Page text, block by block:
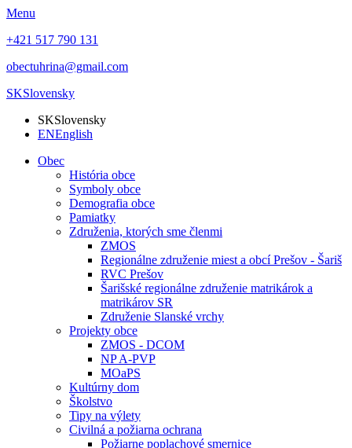
Menu
+421 517 790 131
obectuhrina@gmail.com
SKSlovensky
SKSlovensky
ENEnglish
Obec
História obce
Symboly obce
Demografia obce
Pamiatky
Združenia, ktorých sme členmi
ZMOS
Regionálne združenie miest a obcí Prešov - Šariš
RVC Prešov
Šarišské regionálne združenie matrikárok a
matrikárov SR
Združenie Slanské vrchy
Projekty obce
ZMOS - DCOM
NP A-PVP
MOaPS
Kultúrny dom
Školstvo
Tipy na výlety
Civilná a požiarna ochrana
Požiarne poplachové smernice